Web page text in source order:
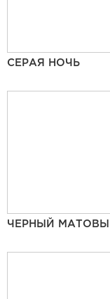
СЕРАЯ НОЧЬ
ЧЕРНЫЙ